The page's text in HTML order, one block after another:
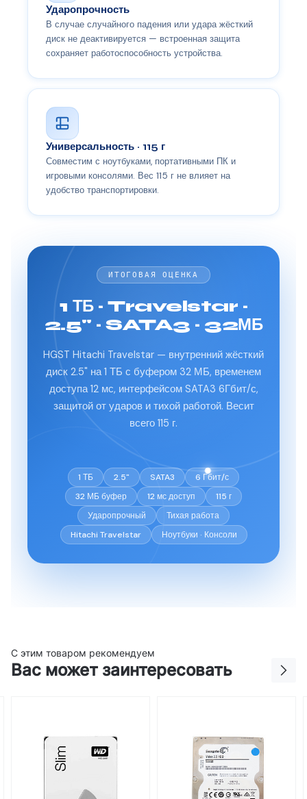
Ударопрочность
В случае случайного падения или удара жёсткий
диск не деактивируется — встроенная защита
сохраняет работоспособность устройства.
Универсальность · 115 г
Совместим с ноутбуками, портативными ПК и
игровыми консолями. Вес 115 г не влияет на
удобство транспортировки.
ИТОГОВАЯ ОЦЕНКА
1 ТБ · Travelstar ·
2.5" · SATA3 · 32МБ
HGST Hitachi Travelstar — внутренний жёсткий
диск 2.5" на 1 ТБ с буфером 32 МБ, временем
доступа 12 мс, интерфейсом SATA3 6Гбит/с,
защитой от ударов и тихой работой. Весит
всего 115 г.
1 ТБ 2.5" SATA3
6 Гбит/с
32 МБ буфер
12 мс доступ
115 г
Ударопрочный
Тихая работа
Hitachi Travelstar
Ноутбуки · Консоли
С этим товаром рекомендуем
Вас может заинтересовать